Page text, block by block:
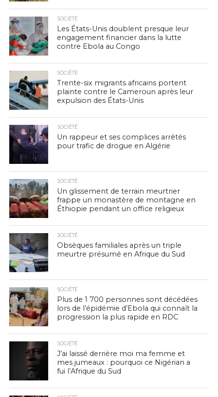
SOCIÉTÉ
Les États-Unis doublent presque leur
engagement financier dans la lutte
contre Ebola au Congo
SOCIÉTÉ
Trente-six migrants africains portent
plainte contre le Cameroun après leur
expulsion des États-Unis
SOCIÉTÉ
Un rappeur et ses complices arrêtés
pour trafic de drogue en Algérie
SOCIÉTÉ
Un glissement de terrain meurtrier
frappe un monastère de montagne en
Éthiopie pendant un office religieux
SOCIÉTÉ
Obsèques familiales après un triple
meurtre présumé en Afrique du Sud
SOCIÉTÉ
Plus de 1 700 personnes sont décédées
lors de l’épidémie d’Ebola qui connaît la
progression la plus rapide en RDC
SOCIÉTÉ
J’ai laissé derrière moi ma femme et
mes jumeaux : pourquoi ce Nigérian a
fui l’Afrique du Sud